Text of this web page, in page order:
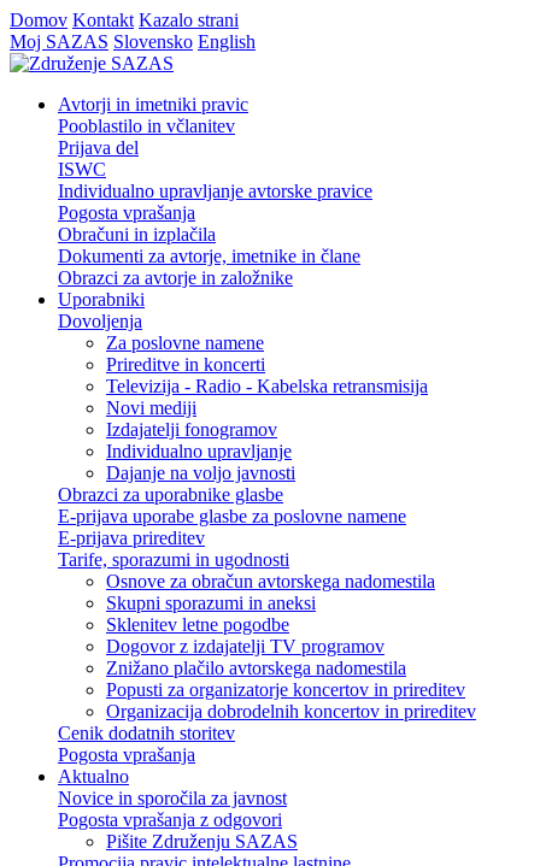
Domov Kontakt Kazalo strani
Moj SAZAS Slovensko English
Avtorji in imetniki pravic
Pooblastilo in včlanitev
Prijava del
ISWC
Individualno upravljanje avtorske pravice
Pogosta vprašanja
Obračuni in izplačila
Dokumenti za avtorje, imetnike in člane
Obrazci za avtorje in založnike
Uporabniki
Dovoljenja
Za poslovne namene
Prireditve in koncerti
Televizija - Radio - Kabelska retransmisija
Novi mediji
Izdajatelji fonogramov
Individualno upravljanje
Dajanje na voljo javnosti
Obrazci za uporabnike glasbe
E-prijava uporabe glasbe za poslovne namene
E-prijava prireditev
Tarife, sporazumi in ugodnosti
Osnove za obračun avtorskega nadomestila
Skupni sporazumi in aneksi
Sklenitev letne pogodbe
Dogovor z izdajatelji TV programov
Znižano plačilo avtorskega nadomestila
Popusti za organizatorje koncertov in prireditev
Organizacija dobrodelnih koncertov in prireditev
Cenik dodatnih storitev
Pogosta vprašanja
Aktualno
Novice in sporočila za javnost
Pogosta vprašanja z odgovori
Pišite Združenju SAZAS